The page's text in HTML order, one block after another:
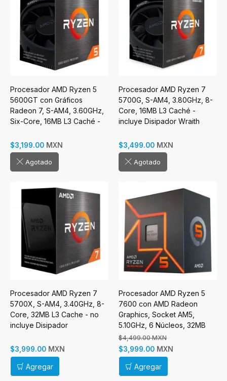
Procesador AMD Ryzen 5
5600GT con Gráficos
Radeon 7, S-AM4, 3.60GHz,
Six-Core, 16MB L3 Caché -
$3,199.00 MXN
Agotado
Procesador AMD Ryzen 7
5700G, S-AM4, 3.80GHz, 8-
Core, 16MB L3 Caché -
incluye Disipador Wraith
$3,499.00 MXN
Agotado
Procesador AMD Ryzen 7
5700X, S-AM4, 3.40GHz, 8-
Core, 32MB L3 Cache - no
incluye Disipador
$3,999.00 MXN
Agregar
Procesador AMD Ryzen 5
7600 con AMD Radeon
Graphics, Socket AM5,
5.10GHz, 6 Núcleos, 32MB
Caché - Incluye Disipador
$4,499.00 MXN
$3,999.00 MXN
Agregar